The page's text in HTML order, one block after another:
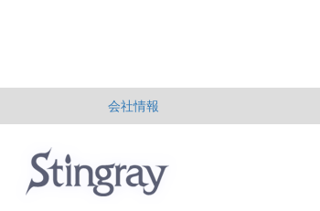
会社情報